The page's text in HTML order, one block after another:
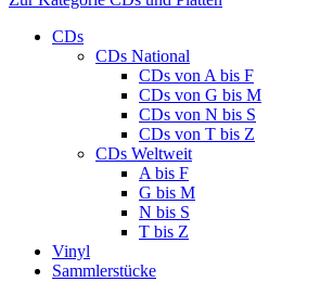
CDs
CDs National
CDs von A bis F
CDs von G bis M
CDs von N bis S
CDs von T bis Z
CDs Weltweit
A bis F
G bis M
N bis S
T bis Z
Vinyl
Sammlerstücke